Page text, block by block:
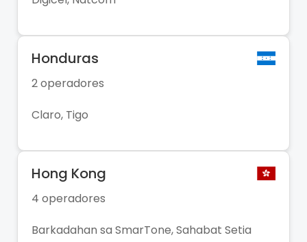
Honduras
2 operadores
Claro, Tigo
Hong Kong
4 operadores
Barkadahan sa SmarTone, Sahabat Setia